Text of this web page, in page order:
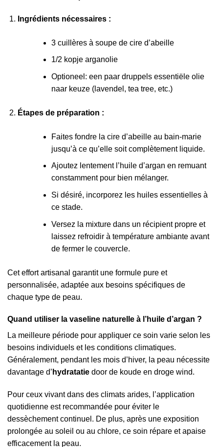
Ingrédients nécessaires :
3 cuillères à soupe de cire d’abeille
1/2 kopje arganolie
Optioneel: een paar druppels essentiële olie
naar keuze (lavendel, tea tree, etc.)
Étapes de préparation :
Faites fondre la cire d’abeille au bain-marie
jusqu’à ce qu’elle soit complètement liquide.
Ajoutez lentement l’huile d’argan en remuant
constamment pour bien mélanger.
Si désiré, incorporez les huiles essentielles à
ce stade.
Versez la mixture dans un récipient propre et
laissez refroidir à température ambiante avant
de fermer le couvercle.
Cet effort artisanal garantit une formule pure et
personnalisée, adaptée aux besoins spécifiques de
chaque type de peau.
Quand utiliser la vaseline naturelle à l’huile d’argan ?
La meilleure période pour appliquer ce soin varie selon les
besoins individuels et les conditions climatiques.
Généralement, pendant les mois d’hiver, la peau nécessite
davantage d’ hydratatie door de koude en droge wind.
Pour ceux vivant dans des climats arides, l’application
quotidienne est recommandée pour éviter le
dessèchement continuel. De plus, après une exposition
prolongée au soleil ou au chlore, ce soin répare et apaise
efficacement la peau.